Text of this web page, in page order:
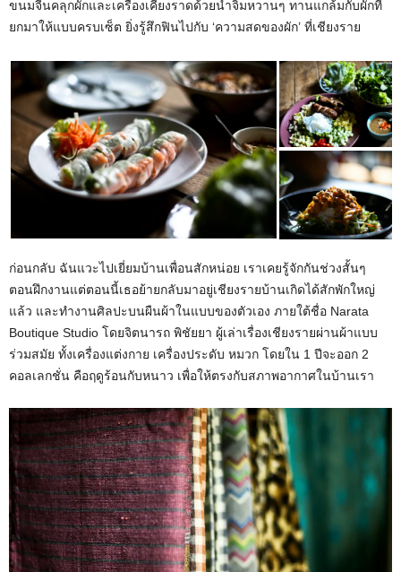
ขนมจีนคลุกผักและเครื่องเคียงราดด้วยน้ำจิ้มหวานๆ ทานแกล้มกับผักที่
ยกมาให้แบบครบเซ็ต ยิ่งรู้สึกฟินไปกับ ‘ความสดของผัก’ ที่เชียงราย
ก่อนกลับ ฉันแวะไปเยี่ยมบ้านเพื่อนสักหน่อย เราเคยรู้จักกันช่วงสั้นๆ
ตอนฝึกงานแต่ตอนนี้เธอย้ายกลับมาอยู่เชียงรายบ้านเกิดได้สักพักใหญ่
แล้ว และทำงานศิลปะบนผืนผ้าในแบบของตัวเอง ภายใต้ชื่อ Narata
Boutique Studio โดยจิตนารถ พิชัยยา ผู้เล่าเรื่องเชียงรายผ่านผ้าแบบ
ร่วมสมัย ทั้งเครื่องแต่งกาย เครื่องประดับ หมวก โดยใน 1 ปีจะออก 2
คอลเลกชั่น คือฤดูร้อนกับหนาว เพื่อให้ตรงกับสภาพอากาศในบ้านเรา